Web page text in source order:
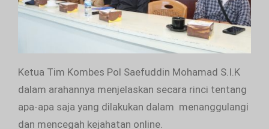
Ketua Tim Kombes Pol Saefuddin Mohamad S.I.K
dalam arahannya menjelaskan secara rinci tentang
apa-apa saja yang dilakukan dalam menanggulangi
dan mencegah kejahatan online.